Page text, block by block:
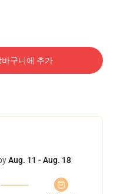
바구니에 추가
Aug. 11 - Aug. 18